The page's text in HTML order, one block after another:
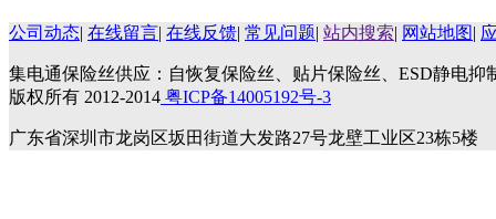
公司动态| 在线留言| 在线反馈| 常见问题| 站内搜索| 网站地图 |
集电通保险丝供应：自恢复保险丝、贴片保险丝、ESD静电
版权所有 2012-2014 粤ICP备14005192号-3
广东省深圳市龙岗区坂田街道大发路27号龙壁工业区23栋5楼